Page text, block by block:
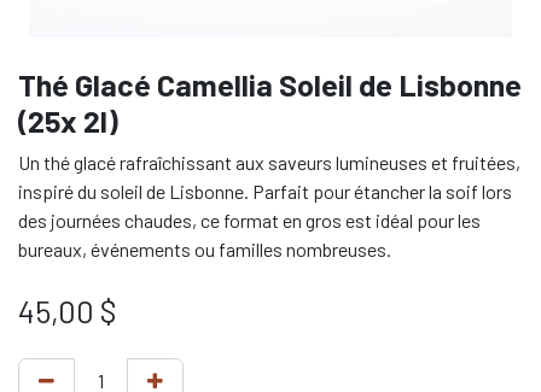
Thé Glacé Camellia Soleil de Lisbonne
(25x 2l)
Un thé glacé rafraîchissant aux saveurs lumineuses et fruitées,
inspiré du soleil de Lisbonne. Parfait pour étancher la soif lors
des journées chaudes, ce format en gros est idéal pour les
bureaux, événements ou familles nombreuses.
45,00 $